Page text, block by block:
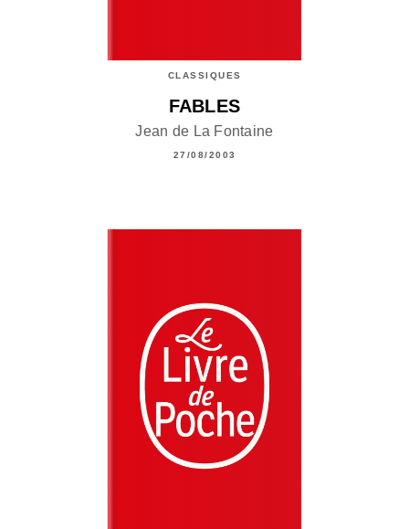
CLASSIQUES
FABLES
Jean de La Fontaine
27/08/2003